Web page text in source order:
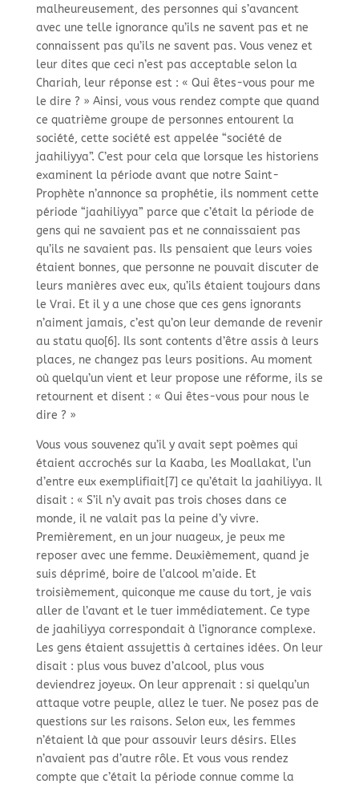
malheureusement, des personnes qui s’avancent
avec une telle ignorance qu’ils ne savent pas et ne
connaissent pas qu’ils ne savent pas. Vous venez et
leur dites que ceci n’est pas acceptable selon la
Chariah, leur réponse est : « Qui êtes-vous pour me
le dire ? » Ainsi, vous vous rendez compte que quand
ce quatrième groupe de personnes entourent la
société, cette société est appelée “société de
jaahiliyya”. C’est pour cela que lorsque les historiens
examinent la période avant que notre Saint-
Prophète n’annonce sa prophétie, ils nomment cette
période “jaahiliyya” parce que c’était la période de
gens qui ne savaient pas et ne connaissaient pas
qu’ils ne savaient pas. Ils pensaient que leurs voies
étaient bonnes, que personne ne pouvait discuter de
leurs manières avec eux, qu’ils étaient toujours dans
le Vrai. Et il y a une chose que ces gens ignorants
n’aiment jamais, c’est qu’on leur demande de revenir
au statu quo[6]. Ils sont contents d’être assis à leurs
places, ne changez pas leurs positions. Au moment
où quelqu’un vient et leur propose une réforme, ils se
retournent et disent : « Qui êtes-vous pour nous le
dire ? »
Vous vous souvenez qu’il y avait sept poèmes qui
étaient accrochés sur la Kaaba, les Moallakat, l’un
d’entre eux exemplifiait[7] ce qu’était la jaahiliyya. Il
disait : « S’il n’y avait pas trois choses dans ce
monde, il ne valait pas la peine d’y vivre.
Premièrement, en un jour nuageux, je peux me
reposer avec une femme. Deuxièmement, quand je
suis déprimé, boire de l’alcool m’aide. Et
troisièmement, quiconque me cause du tort, je vais
aller de l’avant et le tuer immédiatement. Ce type
de jaahiliyya correspondait à l’ignorance complexe.
Les gens étaient assujettis à certaines idées. On leur
disait : plus vous buvez d’alcool, plus vous
deviendrez joyeux. On leur apprenait : si quelqu’un
attaque votre peuple, allez le tuer. Ne posez pas de
questions sur les raisons. Selon eux, les femmes
n’étaient là que pour assouvir leurs désirs. Elles
n’avaient pas d’autre rôle. Et vous vous rendez
compte que c’était la période connue comme la